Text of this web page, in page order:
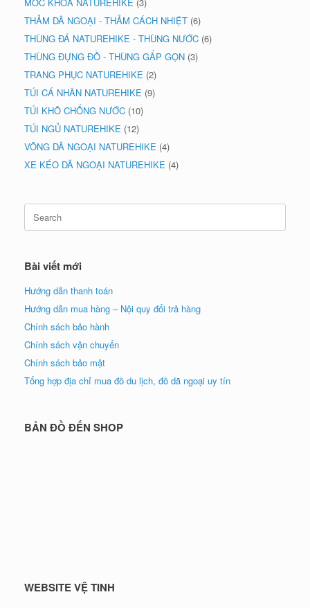
THẢM DÃ NGOẠI - THẢM CÁCH NHIỆT (6)
THÙNG ĐÁ NATUREHIKE - THÙNG NƯỚC (6)
THÙNG ĐỰNG ĐỒ - THÙNG GẤP GỌN (3)
TRANG PHỤC NATUREHIKE (2)
TÚI CÁ NHÂN NATUREHIKE (9)
TÚI KHÔ CHỐNG NƯỚC (10)
TÚI NGỦ NATUREHIKE (12)
VÕNG DÃ NGOẠI NATUREHIKE (4)
XE KÉO DÃ NGOẠI NATUREHIKE (4)
Search
for:
Bài viết mới
Hướng dẫn thanh toán
Hướng dẫn mua hàng – Nội quy đổi trả hàng
Chính sách bảo hành
Chính sách vận chuyển
Chính sách bảo mật
Tổng hợp địa chỉ mua đồ du lịch, đồ dã ngoại uy tín
BẢN ĐỒ ĐẾN SHOP
WEBSITE VỆ TINH